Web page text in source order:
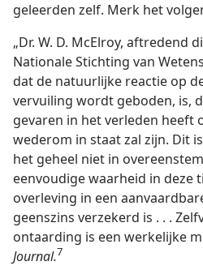
geleerden zelf. Merk het
„Dr. W. D. McElroy, aftredend
Nationale Stichting van
dat de natuurlijke reactie op
vervuiling wordt geboden, is,
gevaren in het verleden heeft
wederom in staat zal zijn. Dit
het geheel niet in
eenvoudige waarheid in deze
overleving in een
geenszins verzekerd is . . .
ontaarding is een werkelijke
Journal.7